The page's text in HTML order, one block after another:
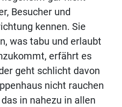
Besucher und
kennen. Sie
was tabu und erlaubt
erfährt es
geht schlicht davon
nicht rauchen
in nahezu in allen